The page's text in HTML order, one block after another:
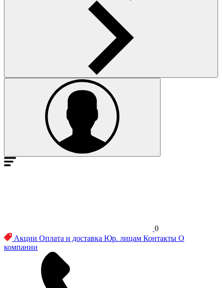
0
Акции Оплата и доставка Юр. лицам Контакты О
компании